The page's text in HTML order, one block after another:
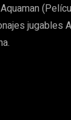
jugables